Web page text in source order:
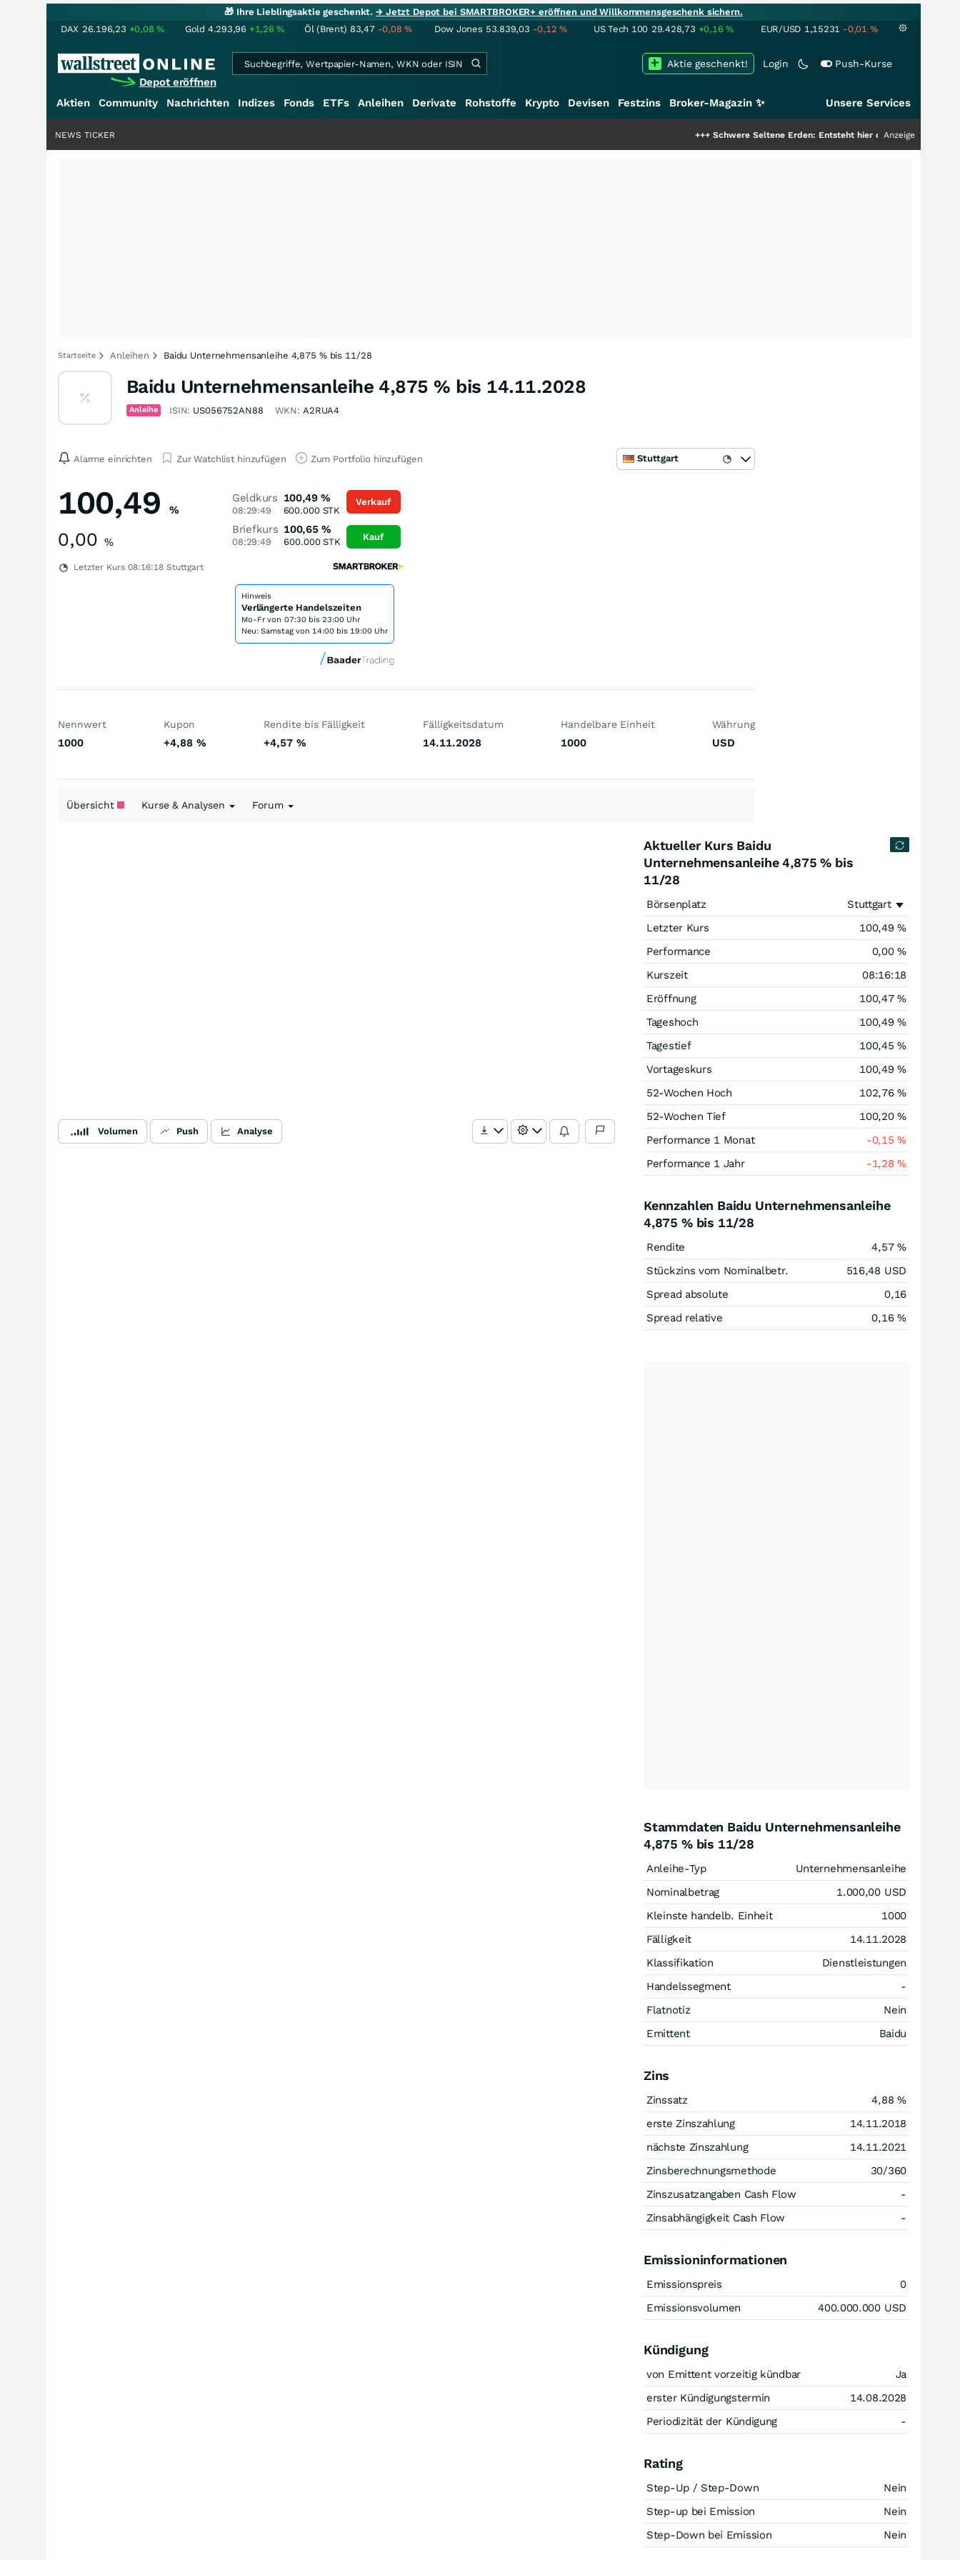
🎁 Ihre Lieblingsaktie geschenkt.→ Jetzt Depot bei SMARTBROKER+ eröffnen und Willkommensgeschenk sichern.
DAX 26.196,23 +0,08% Gold 4.293,96 +1,26% Öl (Brent) 83,47 -0,08% Dow Jones 53.839,03 -0,12% US Tech 100 29.428,73 +0,16% EUR/USD 1,15231 -0,01 %
Depot eröffnen
Login Push-Kurse
Aktie geschenkt!
Aktien Community Nachrichten Indizes Fonds ETFs Anleihen Derivate Rohstoffe Krypto Devisen Festzins Broker-Magazin ✨ Unsere Services
Schwere Seltene Erden: Entsteht hier die nächste Milliardenstory?
Anzeige
NEWS TICKER
Startseite Anleihen Baidu Unternehmensanleihe 4,875 % bis 11/28
Baidu Unternehmensanleihe 4,875 % bis 14.11.2028
Anleihe ISIN: US056752AN88 WKN: A2RUA4
Alarme einrichten Zur Watchlist hinzufügen Zum Portfolio hinzufügen Stuttgart
100,49 %
0,00 %
Letzter Kurs 08:16:18 Stuttgart
Geldkurs
08:29:49
100,49 %
600.000STK
Briefkurs
08:29:49
100,65 %
600.000STK
Verkauf
Kauf
Hinweis
Verlängerte Handelszeiten
Mo-Fr von 07:30 bis 23:00 Uhr
Neu: Samstag von 14:00 bis 19:00 Uhr
Nennwert
1000
Kupon
+4,88%
Rendite bis Fälligkeit
+4,57%
Fälligkeitsdatum
14.11.2028
Handelbare Einheit
1000
Währung
USD
Übersicht Kurse & Analysen Forum
Volumen Push Analyse
Aktueller Kurs Baidu
Unternehmensanleihe 4,875 % bis
11/28
Börsenplatz
Stuttgart
Letzter Kurs
100,49 %
Performance
0,00%
Kurszeit
08:16:18
Eröffnung
100,47 %
Tageshoch
100,49 %
Tagestief
100,45 %
Vortageskurs
100,49%
52-Wochen Hoch
102,76%
52-Wochen Tief
100,20%
Performance 1 Monat
-0,15%
Performance 1 Jahr
-1,28%
Kennzahlen Baidu Unternehmensanleihe
4,875 % bis 11/28
Rendite 4,57 %
Stückzins vom Nominalbetr.
516,48 USD
Spread absolute
0,16
Spread relative
0,16 %
Stammdaten Baidu Unternehmensanleihe
4,875 % bis 11/28
Anleihe-Typ
Unternehmensanleihe
Nominalbetrag
1.000,00 USD
Kleinste handelb. Einheit
1000
Fälligkeit
14.11.2028
Klassifikation
Dienstleistungen
Handelssegment
-
Flatnotiz
Nein
Emittent
Baidu
Zins
Zinssatz 4,88 %
erste Zinszahlung
14.11.2018
nächste Zinszahlung
14.11.2021
Zinsberechnungsmethode
30/360
Zinszusatzangaben Cash Flow
-
Zinsabhängigkeit Cash Flow
-
Emissioninformationen
Emissionspreis
0
Emissionsvolumen
400.000.000 USD
Kündigung
von Emittent vorzeitig kündbar
Ja
erster Kündigungstermin
14.08.2028
Periodizität der Kündigung
-
Rating
Step-Up / Step-Down
Nein
Step-up bei Emission
Nein
Step-Down bei Emission
Nein